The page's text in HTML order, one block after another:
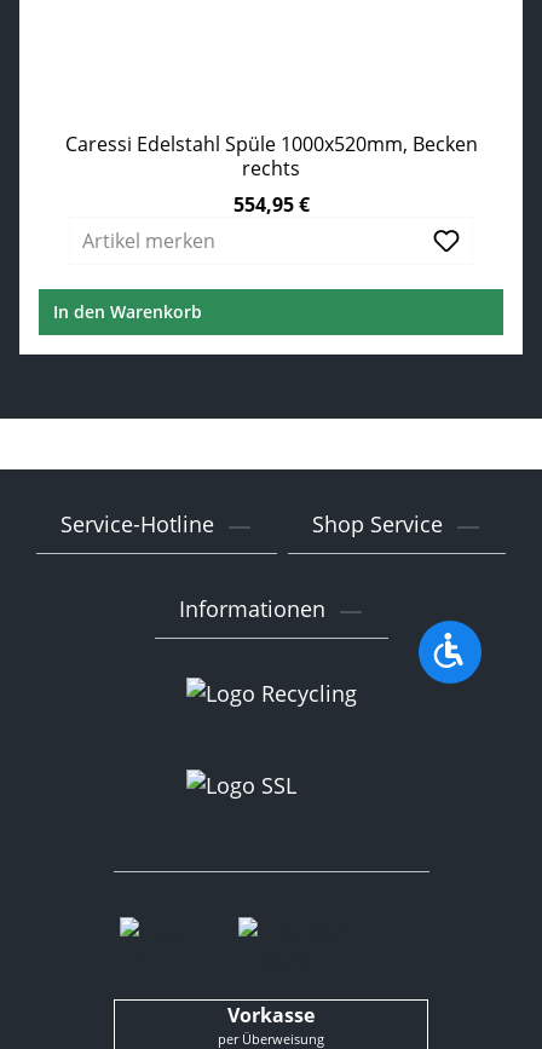
Caressi Edelstahl Spüle 1000x520mm, Becken
rechts
554,95 €
Artikel merken
In den Warenkorb
Service-Hotline Shop Service
Informationen
Vorkasse
per Überweisung